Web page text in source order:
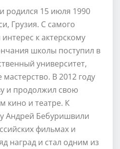
родился 15 июля 1990
Грузия. С самого
к актерскому
школы поступил в
университет,
мастерство. В 2012 году
и продолжил свою
кино и театре. К
Андрей Бебуришвили
фильмах и
наград и стал одним из